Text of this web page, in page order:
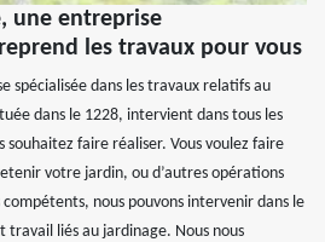
une entreprise
les travaux pour vous
spécialisée dans les travaux relatifs au
dans le 1228, intervient dans tous les
souhaitez faire réaliser. Vous voulez faire
votre jardin, ou d’autres opérations
nous pouvons intervenir dans le
liés au jardinage. Nous nous